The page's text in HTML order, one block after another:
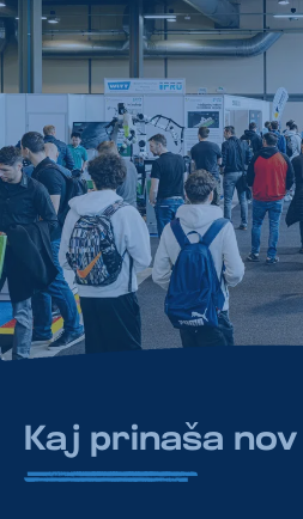
Kaj prinaša